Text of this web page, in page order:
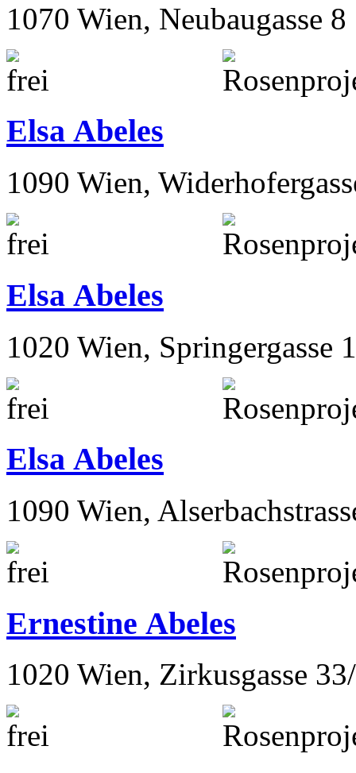
1070 Wien, Neubaugasse 8
Elsa Abeles
1090 Wien,
Elsa Abeles
1020 Wien, Springergasse
Elsa Abeles
1090 Wien,
Ernestine Abeles
1020 Wien, Zirkusgasse